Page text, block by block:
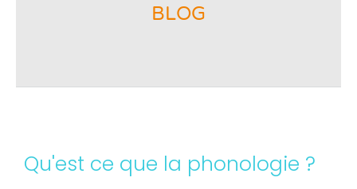
BLOG
Qu'est ce que la phonologie ?